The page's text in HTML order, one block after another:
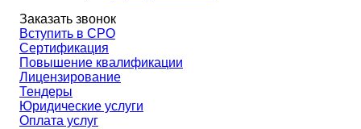
Заказать звонок
Вступить в СРО
Сертификация
Повышение квалификации
Лицензирование
Тендеры
Юридические услуги
Оплата услуг